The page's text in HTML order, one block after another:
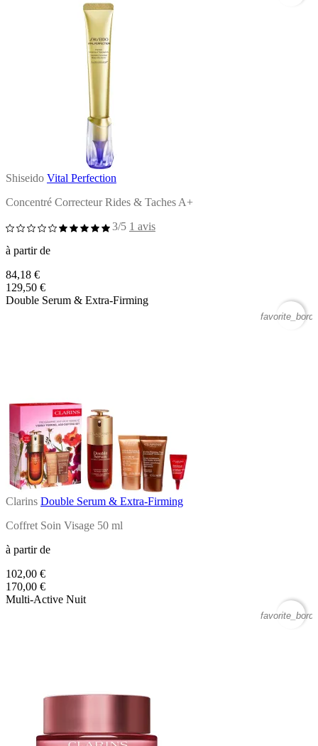
Shiseido Vital Perfection
Concentré Correcteur Rides & Taches A+
3/5 1 avis
à partir de
84,18 €
129,50 €
Double Serum & Extra-Firming
Clarins Double Serum & Extra-Firming
Coffret Soin Visage 50 ml
à partir de
102,00 €
170,00 €
Multi-Active Nuit